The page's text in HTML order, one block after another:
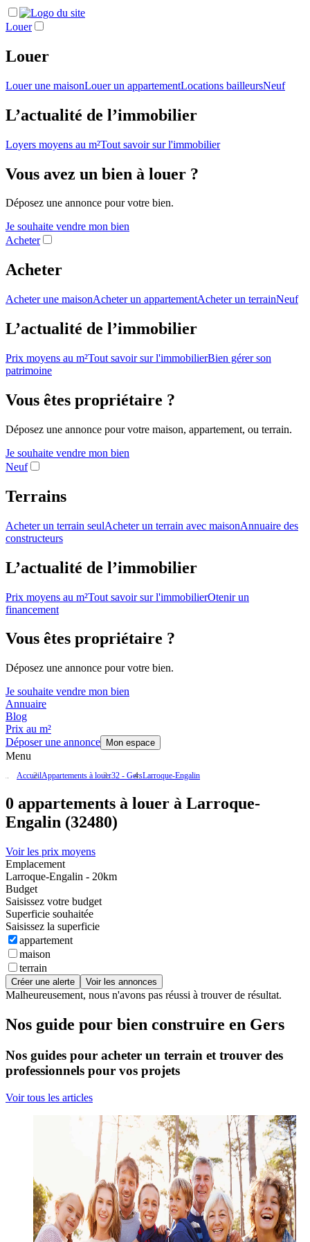
Louer
Louer
Louer une maisonLouer un appartementLocations bailleursNeuf
L’actualité de l’immobilier
Loyers moyens au m²Tout savoir sur l'immobilier
Vous avez un bien à louer ?
Déposez une annonce pour votre bien.
Je souhaite vendre mon bien
Acheter
Acheter
Acheter une maisonAcheter un appartementAcheter un terrainNeuf
L’actualité de l’immobilier
Prix moyens au m²Tout savoir sur l'immobilierBien gérer son
patrimoine
Vous êtes propriétaire ?
Déposez une annonce pour votre maison, appartement, ou terrain.
Je souhaite vendre mon bien
Neuf
Terrains
Acheter un terrain seulAcheter un terrain avec maisonAnnuaire des
constructeurs
L’actualité de l’immobilier
Prix moyens au m²Tout savoir sur l'immobilierOtenir un
financement
Vous êtes propriétaire ?
Déposez une annonce pour votre bien.
Je souhaite vendre mon bien
Annuaire
Blog
Prix au m²
Déposer une annonce
Mon espace
Menu
AccueilAppartements à louer32 - GersLarroque-Engalin
0 appartements à louer à Larroque-
Engalin (32480)
Voir les prix moyens
Emplacement
Larroque-Engalin - 20km
Budget
Saisissez votre budget
Superficie souhaitée
Saisissez la superficie
appartement
maison
terrain
Créer une alerte Voir les annonces
Malheureusement, nous n'avons pas réussi à trouver de résultat.
Nos guide pour bien construire en Gers
Nos guides pour acheter un terrain et trouver des
professionnels pour vos projets
Voir tous les articles